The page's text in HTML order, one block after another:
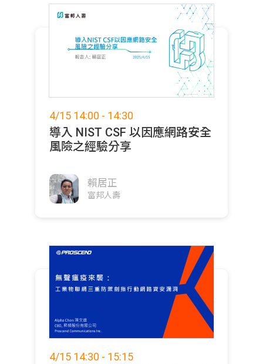
4/15 14:00 - 14:30
導入 NIST CSF 以因應網路安全
風險之經驗分享
賴居正
富邦人壽
4/15 14:30 - 15:15